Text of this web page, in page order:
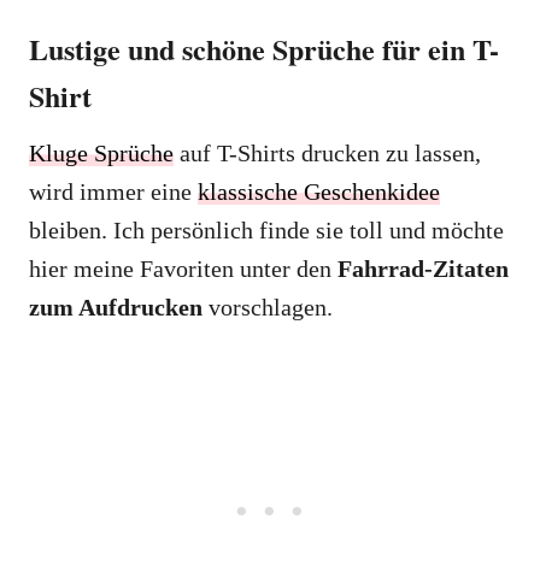
Lustige und schöne Sprüche für ein T-
Shirt
Kluge Sprüche auf T-Shirts drucken zu lassen,
wird immer eine klassische Geschenkidee
bleiben. Ich persönlich finde sie toll und möchte
hier meine Favoriten unter den Fahrrad-Zitaten
zum Aufdrucken vorschlagen.